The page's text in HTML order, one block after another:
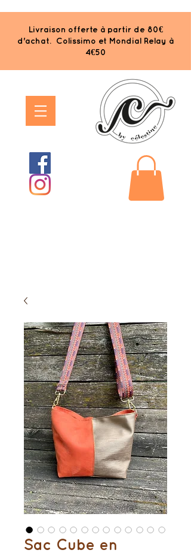
Livraison offerte à partir de 80€
d'achat. Colissimo et Mondial Relay à
4€50
Sac Cube en